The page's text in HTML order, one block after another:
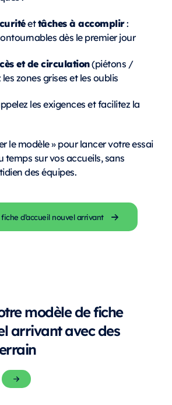
ettâches à accomplir:
dès le premier jour
et de circulation(piétons /
zones grises et les oublis
les exigences et facilitez la
le modèle » pour lancer votre essai
sur vos accueils, sans
des équipes.
d’accueil nouvel arrivant
modèle de fiche
arrivant avec des